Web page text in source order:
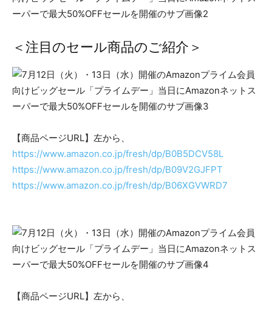
＜注目のセール商品のご紹介＞
【商品ページURL】左から、
https://www.amazon.co.jp/fresh/dp/B0B5DCV58L
https://www.amazon.co.jp/fresh/dp/B09V2GJFPT
https://www.amazon.co.jp/fresh/dp/B06XGVWRD7
【商品ページURL】左から、